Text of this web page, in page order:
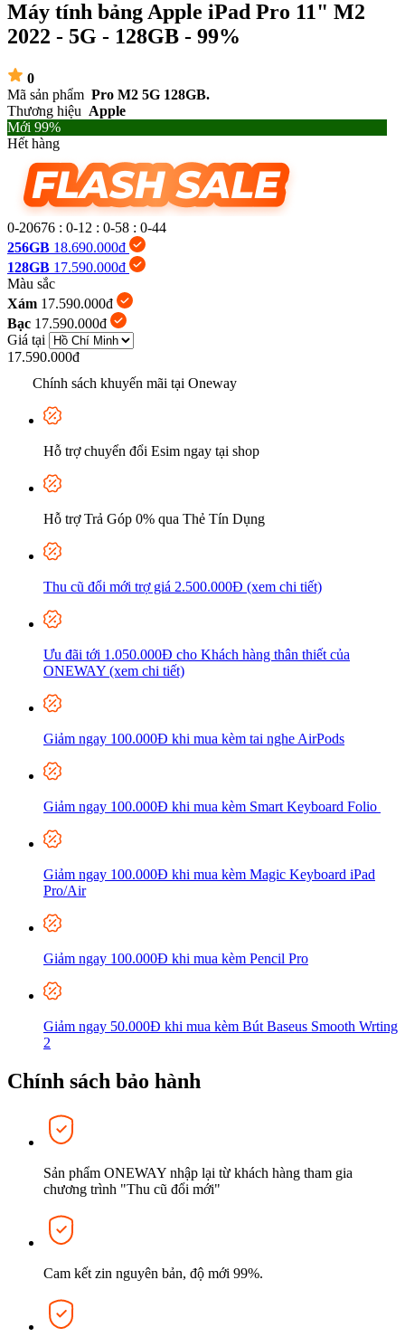
Máy tính bảng Apple iPad Pro 11" M2
2022 - 5G - 128GB - 99%
0
Mã sản phẩm Pro M2 5G 128GB.
Thương hiệu Apple
Mới 99%
Hết hàng
0-20676 : 0-12 : 0-58 : 0-46
256GB 18.690.000đ
128GB 17.590.000đ
Màu sắc
Xám 17.590.000đ
Bạc 17.590.000đ
Giá tại
17.590.000đ
Chính sách khuyến mãi tại Oneway
Hỗ trợ chuyển đổi Esim ngay tại shop
Hỗ trợ Trả Góp 0% qua Thẻ Tín Dụng
Thu cũ đổi mới trợ giá 2.500.000Đ (xem chi tiết)
Ưu đãi tới 1.050.000Đ cho Khách hàng thân thiết của
ONEWAY (xem chi tiết)
Giảm ngay 100.000Đ khi mua kèm tai nghe AirPods
Giảm ngay 100.000Đ khi mua kèm Smart Keyboard Folio
Giảm ngay 100.000Đ khi mua kèm Magic Keyboard iPad
Pro/Air
Giảm ngay 100.000Đ khi mua kèm Pencil Pro
Giảm ngay 50.000Đ khi mua kèm Bút Baseus Smooth Wrting
2
Chính sách bảo hành
Sản phẩm ONEWAY nhập lại từ khách hàng tham gia
chương trình "Thu cũ đổi mới"
Cam kết zin nguyên bản, độ mới 99%.